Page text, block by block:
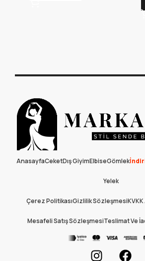
AnasayfaCeketDış GiyimElbiseGömlek
Yelek
Çerez PolitikasıGizlilik Sözleşmesi
Mesafeli Satış SözleşmesiTeslimat Ve